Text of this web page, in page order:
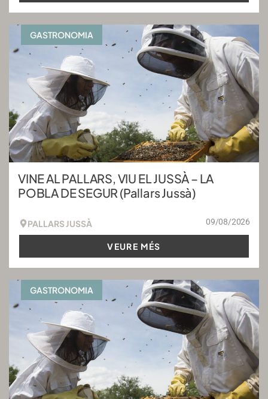
GASTRONOMIA
VINE AL PALLARS, VIU EL JUSSÀ – LA
POBLA DE SEGUR (Pallars Jussà)
PALLARS JUSSÀ 09/08/2026
VEURE MÉS
GASTRONOMIA